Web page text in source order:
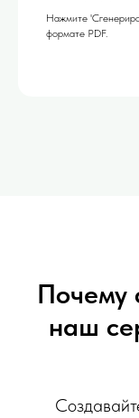
Нажмите
формате PDF.
Почему
наш